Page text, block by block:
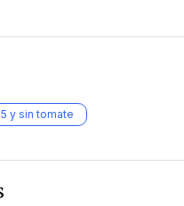
5 y sin tomate